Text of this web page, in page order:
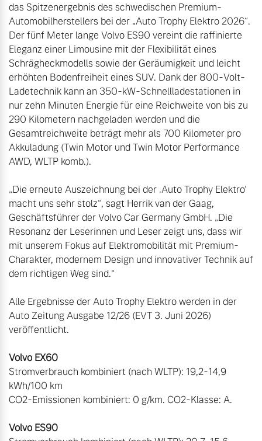
das Spitzenergebnis des schwedischen Premium-
Automobilherstellers bei der „Auto Trophy Elektro 2026“.
Der fünf Meter lange Volvo ES90 vereint die raffinierte
Eleganz einer Limousine mit der Flexibilität eines
Schrägheckmodells sowie der Geräumigkeit und leicht
erhöhten Bodenfreiheit eines SUV. Dank der 800-Volt-
Ladetechnik kann an 350-kW-Schnellladestationen in
nur zehn Minuten Energie für eine Reichweite von bis zu
290 Kilometern nachgeladen werden und die
Gesamtreichweite beträgt mehr als 700 Kilometer pro
Akkuladung (Twin Motor und Twin Motor Performance
AWD, WLTP komb.).
„Die erneute Auszeichnung bei der ‚Auto Trophy Elektro‘
macht uns sehr stolz“, sagt Herrik van der Gaag,
Geschäftsführer der Volvo Car Germany GmbH. „Die
Resonanz der Leserinnen und Leser zeigt uns, dass wir
mit unserem Fokus auf Elektromobilität mit Premium-
Charakter, modernem Design und innovativer Technik auf
dem richtigen Weg sind.“
Alle Ergebnisse der Auto Trophy Elektro werden in der
Auto Zeitung Ausgabe 12/26 (EVT 3. Juni 2026)
veröffentlicht.
Stromverbrauch kombiniert (nach WLTP): 19,2-14,9
kWh/100 km
CO2-Emissionen kombiniert: 0 g/km. CO2-Klasse: A.